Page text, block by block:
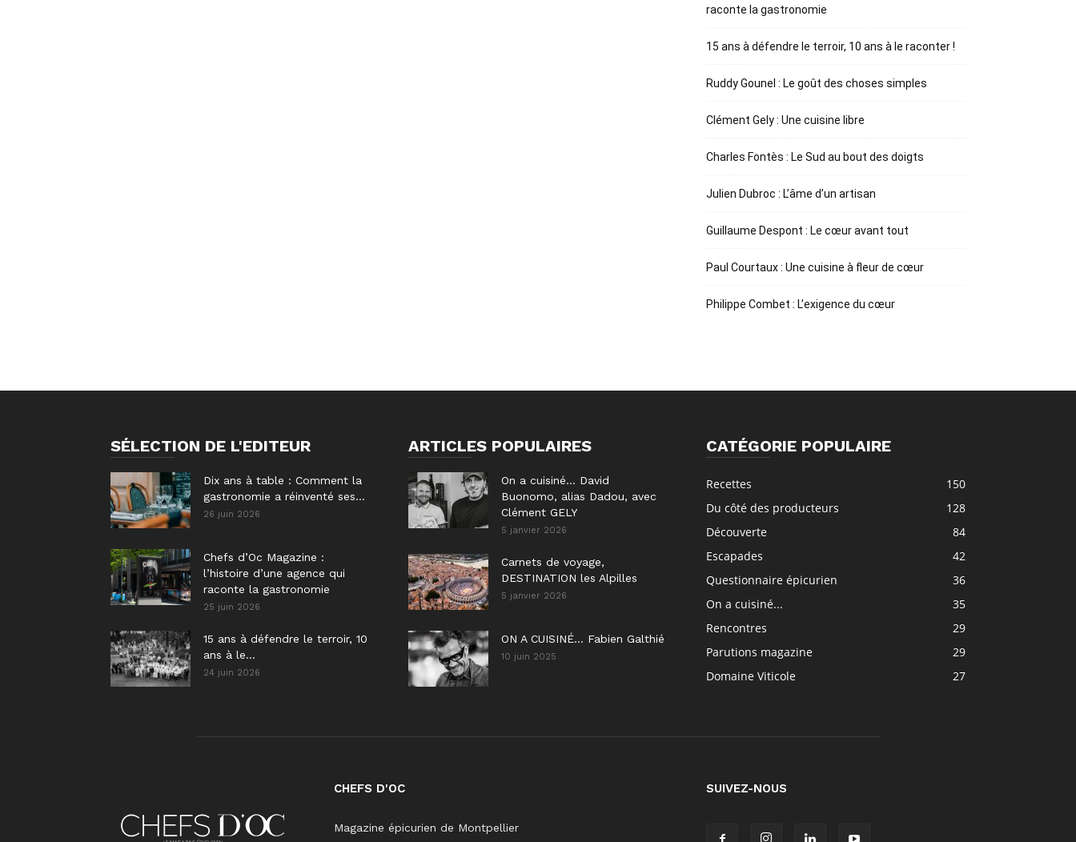
raconte la gastronomie
15 ans à défendre le terroir, 10 ans à le raconter !
Ruddy Gounel : Le goût des choses simples
Clément Gely : Une cuisine libre
Charles Fontès : Le Sud au bout des doigts
Julien Dubroc : L’âme d’un artisan
Guillaume Despont : Le cœur avant tout
Paul Courtaux : Une cuisine à fleur de cœur
Philippe Combet : L’exigence du cœur
SÉLECTION DE L'EDITEUR
Dix ans à table : Comment la
gastronomie a réinventé ses...
26 juin 2026
Chefs d’Oc Magazine :
l’histoire d’une agence qui
raconte la gastronomie
25 juin 2026
15 ans à défendre le terroir, 10
ans à le...
24 juin 2026
ARTICLES POPULAIRES
On a cuisiné… David
Buonomo, alias Dadou, avec
Clément GELY
5 janvier 2026
Carnets de voyage,
DESTINATION les Alpilles
5 janvier 2026
ON A CUISINÉ… Fabien Galthié
10 juin 2025
CATÉGORIE POPULAIRE
Recettes
150
Du côté des producteurs
128
Découverte
84
Escapades
42
Questionnaire épicurien
36
On a cuisiné...
35
Rencontres
29
Parutions magazine
29
Domaine Viticole
27
CHEFS D'OC
Magazine épicurien de Montpellier
SUIVEZ-NOUS